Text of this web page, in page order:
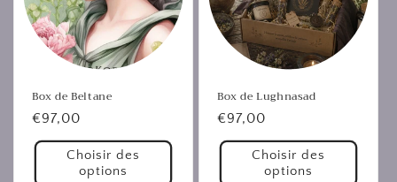
Box de Beltane
Prix
habituel
€97,00
Choisir des
options
Box de Lughnasad
Prix
habituel
€97,00
Choisir des
options